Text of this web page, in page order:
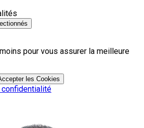
pour vous assurer la meilleure
les Cookies